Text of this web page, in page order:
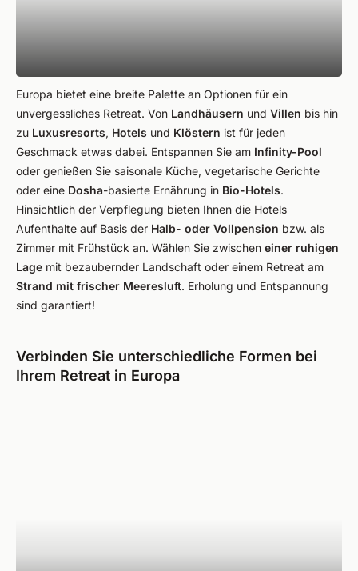
Europa bietet eine breite Palette an Optionen für ein
unvergessliches Retreat. Von Landhäusern und Villen bis hin
zu Luxusresorts, Hotels und Klöstern ist für jeden
Geschmack etwas dabei. Entspannen Sie am Infinity-Pool
oder genießen Sie saisonale Küche, vegetarische Gerichte
oder eine Dosha-basierte Ernährung in Bio-Hotels.
Hinsichtlich der Verpflegung bieten Ihnen die Hotels
Aufenthalte auf Basis der Halb- oder Vollpension bzw. als
Zimmer mit Frühstück an. Wählen Sie zwischen einer ruhigen
Lage mit bezaubernder Landschaft oder einem Retreat am
Strand mit frischer Meeresluft. Erholung und Entspannung
sind garantiert!
Verbinden Sie unterschiedliche Formen bei
Ihrem Retreat in Europa